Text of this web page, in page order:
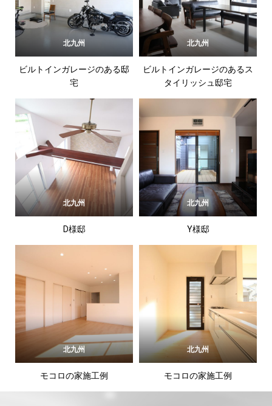
北九州
ビルトインガレージのある邸
宅
北九州
ビルトインガレージのあるス
タイリッシュ邸宅
北九州
D様邸
北九州
Y様邸
北九州
モコロの家施工例
北九州
モコロの家施工例